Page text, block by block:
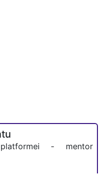
platformei - mentor